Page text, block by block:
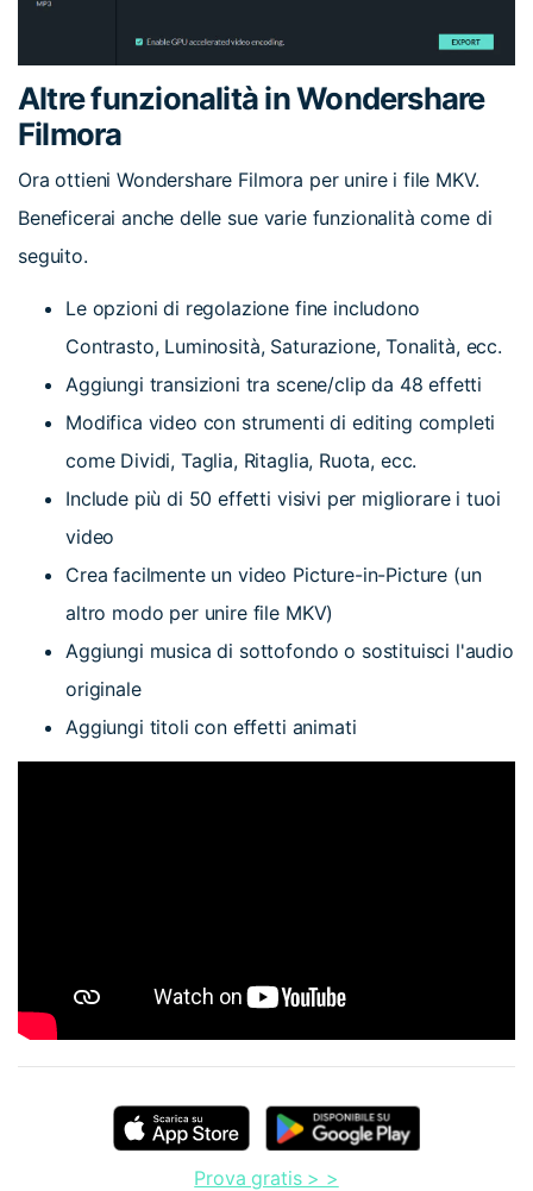
Altre funzionalità in Wondershare
Filmora
Ora ottieni Wondershare Filmora per unire i file MKV.
Beneficerai anche delle sue varie funzionalità come di
seguito.
Le opzioni di regolazione fine includono
Contrasto, Luminosità, Saturazione, Tonalità, ecc.
Aggiungi transizioni tra scene/clip da 48 effetti
Modifica video con strumenti di editing completi
come Dividi, Taglia, Ritaglia, Ruota, ecc.
Include più di 50 effetti visivi per migliorare i tuoi
video
Crea facilmente un video Picture-in-Picture (un
altro modo per unire file MKV)
Aggiungi musica di sottofondo o sostituisci l'audio
originale
Aggiungi titoli con effetti animati
Prova gratis > >